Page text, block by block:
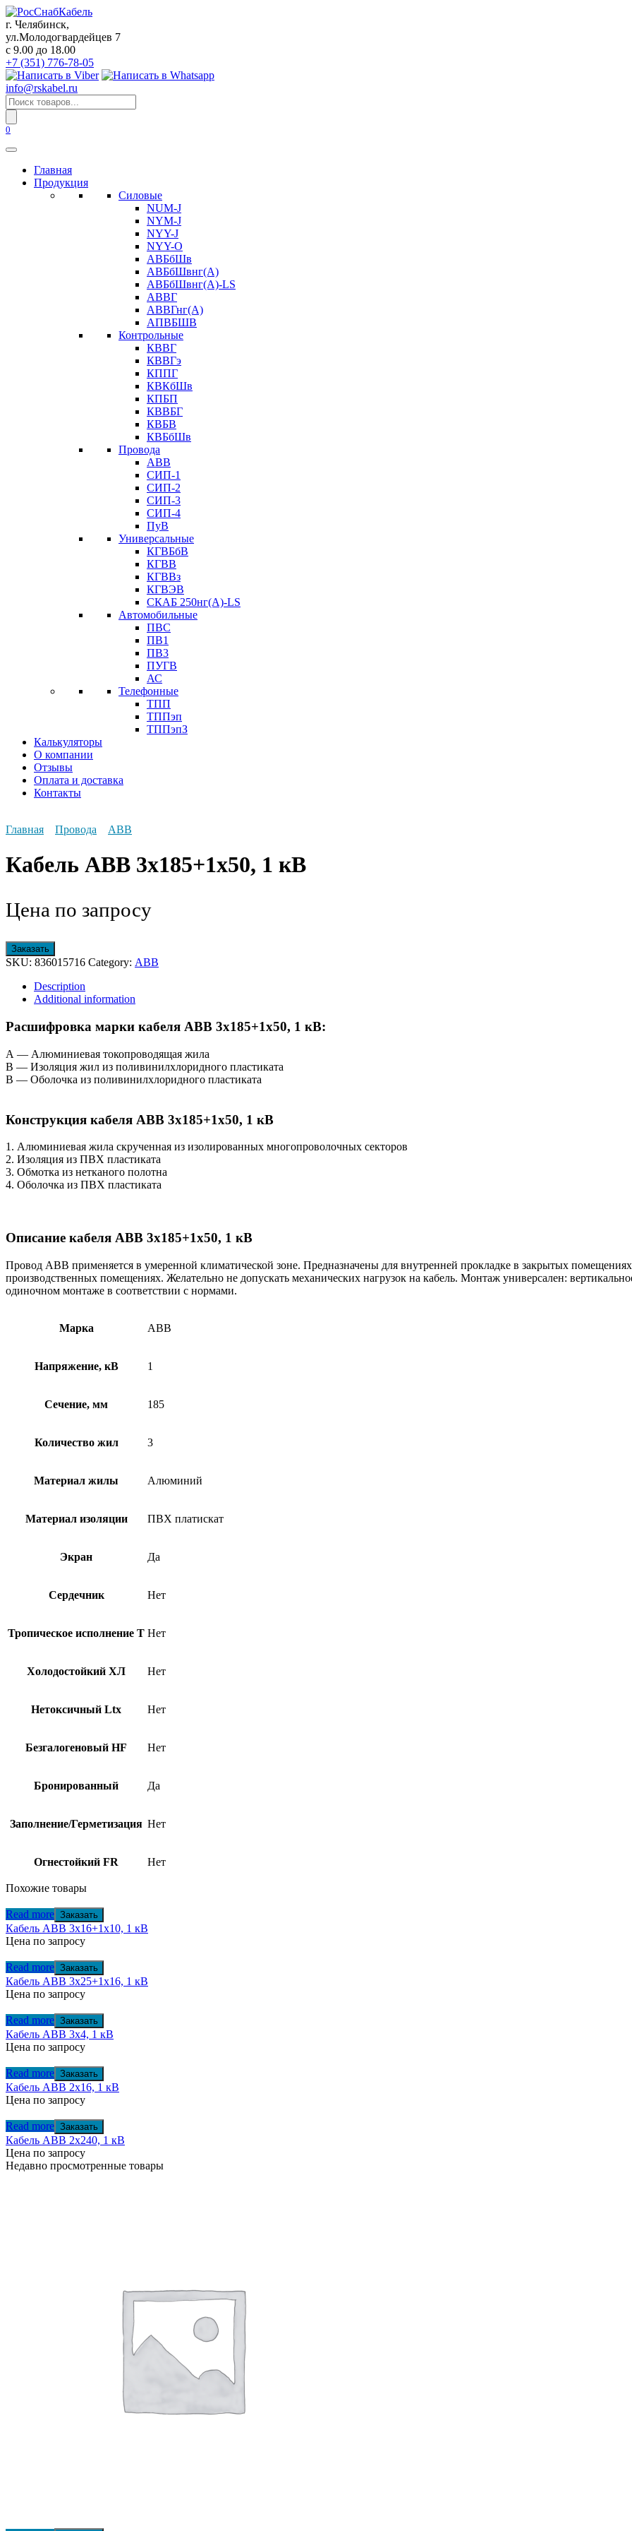
Перейти
к
содержанию
г. Челябинск,
ул.Молодогвардейцев 7
c 9.00 до 18.00
+7 (351) 776-78-05
info@rskabel.ru
Поиск
товаров
0
Главная
Продукция
Силовые
NUM-J
NYM-J
NYY-J
NYY-O
АВБбШв
АВБбШвнг(А)
АВБбШвнг(А)-LS
АВВГ
АВВГнг(А)
АПВБШВ
Контрольные
КВВГ
КВВГэ
КППГ
КВКбШв
КПБП
КВВБГ
КВБВ
КВБбШв
Провода
АВВ
СИП-1
СИП-2
СИП-3
СИП-4
ПуВ
Универсальные
КГВБбВ
КГВВ
КГВВз
КГВЭВ
СКАБ 250нг(А)-LS
Автомобильные
ПВС
ПВ1
ПВ3
ПУГВ
АС
Телефонные
ТПП
ТППэп
ТППэпЗ
Калькуляторы
О компании
Отзывы
Оплата и доставка
Контакты
Главная Провода АВВ
Кабель АВВ 3х185+1х50, 1 кВ
Цена по запросу
Заказать
SKU: 836015716 Category: АВВ
Description
Additional information
Расшифровка марки кабеля АВВ 3х185+1х50, 1 кВ:
А — Алюминиевая токопроводящая жила
В — Изоляция жил из поливинилхлоридного пластиката
В — Оболочка из поливинилхлоридного пластиката
Конструкция кабеля АВВ 3х185+1х50, 1 кВ
1. Алюминиевая жила скрученная из изолированных многопроволочных секторов
2. Изоляция из ПВХ пластиката
3. Обмотка из нетканого полотна
4. Оболочка из ПВХ пластиката
Описание кабеля АВВ 3х185+1х50, 1 кВ
Провод АВВ применяется в умеренной климатической зоне. Предназначены для внутренней прокладке в закрытых
производственных помещениях. Желательно не допускать механических нагрузок на кабель. Монтаж универсален:
одиночном монтаже в соответствии с нормами.
Марка АВВ
Напряжение, кВ 1
Сечение, мм 185
Количество жил 3
Материал жилы Алюминий
Материал изоляции ПВХ платискат
Экран Да
Сердечник Нет
Тропическое исполнение Т Нет
Холодостойкий ХЛ Нет
Нетоксичный Ltx Нет
Безгалогеновый HF Нет
Бронированный Да
Заполнение/Герметизация Нет
Огнестойкий FR Нет
Похожие товары
Read more Заказать
Кабель АВВ 3х16+1х10, 1 кВ
Цена по запросу
Read more Заказать
Кабель АВВ 3х25+1х16, 1 кВ
Цена по запросу
Read more Заказать
Кабель АВВ 3х4, 1 кВ
Цена по запросу
Read more Заказать
Кабель АВВ 2х16, 1 кВ
Цена по запросу
Read more Заказать
Кабель АВВ 2х240, 1 кВ
Цена по запросу
Недавно просмотренные товары